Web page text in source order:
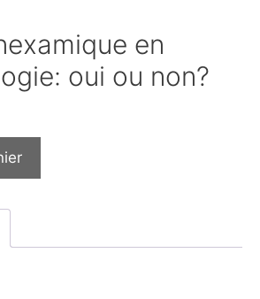
en
oui ou non?